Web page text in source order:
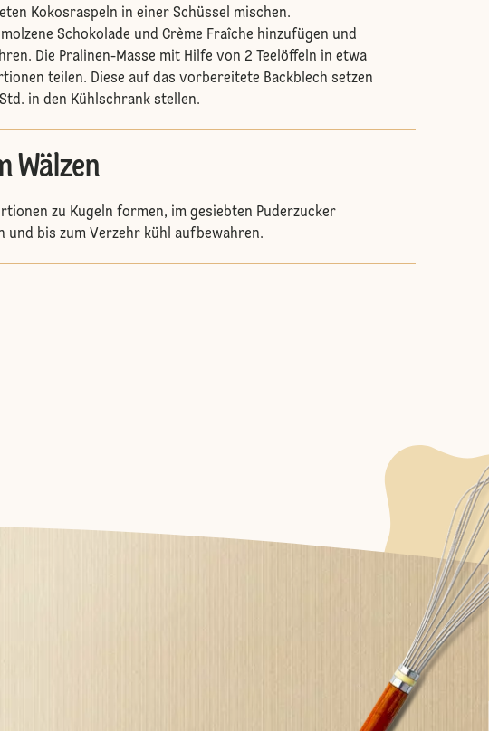
Kokosraspeln in einer Schüssel mischen.
Schokolade und Crème Fraîche hinzufügen und
Die Pralinen-Masse mit Hilfe von 2 Teelöffeln in etwa
teilen. Diese auf das vorbereitete Backblech setzen
in den Kühlschrank stellen.
Wälzen
zu Kugeln formen, im gesiebten Puderzucker
und bis zum Verzehr kühl aufbewahren.